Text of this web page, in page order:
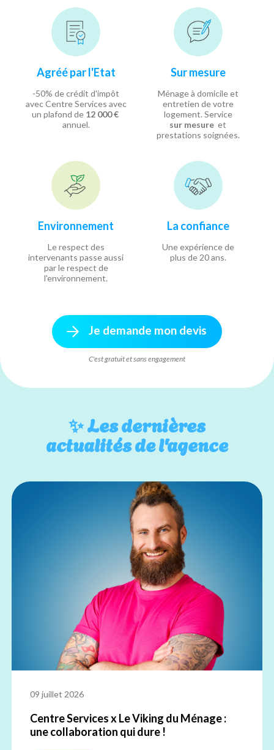
Agréé par l'Etat
-50% de crédit d'impôt
avec Centre Services avec
un plafond de 12 000 €
annuel.
Sur mesure
Ménage à domicile et
entretien de votre
logement. Service
sur mesure et
prestations soignées.
Environnement
Le respect des
intervenants passe aussi
par le respect de
l'environnement.
La confiance
Une expérience de
plus de 20 ans.
Je demande mon devis
C'est gratuit et sans engagement
✨Les dernières
actualités de l'agence
09 juillet 2026
Centre Services x Le Viking du Ménage :
une collaboration qui dure !